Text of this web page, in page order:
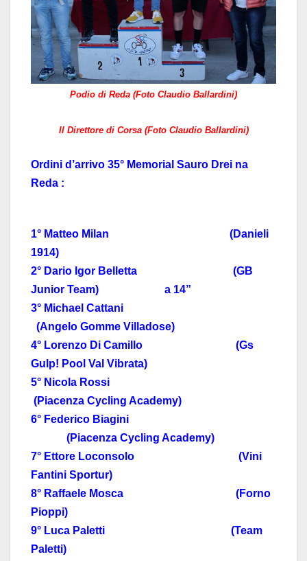
Podio di Reda (Foto Claudio Ballardini)
Il Direttore di Corsa (Foto Claudio Ballardini)
Ordini d’arrivo 35° Memorial Sauro Drei na
Reda :
1° Matteo Milan (Danieli
1914)
2° Dario Igor Belletta (GB
Junior Team) a 14”
3° Michael Cattani
(Angelo Gomme Villadose)
4° Lorenzo Di Camillo (Gs
Gulp! Pool Val Vibrata)
5° Nicola Rossi
(Piacenza Cycling Academy)
6° Federico Biagini
(Piacenza Cycling Academy)
7° Ettore Loconsolo (Vini
Fantini Sportur)
8° Raffaele Mosca (Forno
Pioppi)
9° Luca Paletti (Team
Paletti)